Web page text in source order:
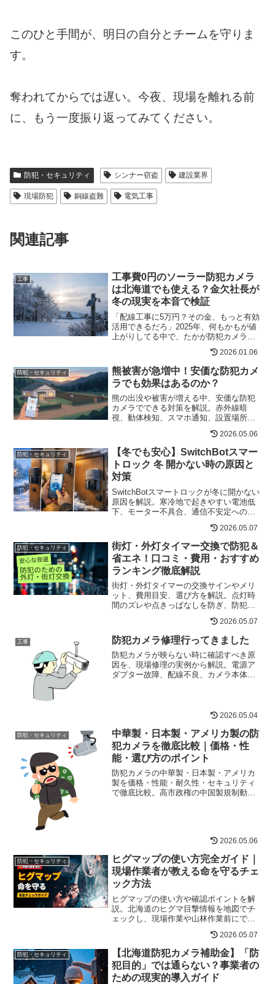
このひと手間が、明日の自分とチームを守りま
す。
奪われてからでは遅い。今夜、現場を離れる前
に、もう一度振り返ってみてください。
防犯・セキュリティ シンナー窃盗 建設業界
現場防犯 銅線盗難 電気工事
関連記事
工事
工事費0円のソーラー防犯カメラ
は北海道でも使える？金欠社長が
冬の現実を本音で検証
「配線工事に5万円？その金、もっと有効
活用できるだろ」2025年、何もかもが値
上がりしてる中で、たかが防犯カメラの
配線工事に5〜7万円も払うって、正直バ
カらしくないですか？その金があった
ら、週末のメインレースで勝負できる
し、出張先で極上の海...
2026.01.06
防犯・セキュリティ
熊被害が急増中！安価な防犯カメ
ラでも効果はあるのか？
熊の出没や被害が増える中、安価な防犯
カメラでできる対策を解説。赤外線暗
視、動体検知、スマホ通知、設置場所の
ポイントを現場目線でわかりやすく紹介
2026.05.06
防犯・セキュリティ
【冬でも安心】SwitchBotスマー
トロック 冬 開かない時の原因と
対策
SwitchBotスマートロックが冬に開かない
原因を解説。寒冷地で起きやすい電池低
下、モーター不具合、通信不安定への対
ムウェア更新方法を紹介します。2026.05.07
防犯・セキュリティ
街灯・外灯タイマー交換で防犯＆
省エネ！口コミ・費用・おすすめ
ランキング徹底解説
街灯・外灯タイマーの交換サインやメリ
ット、費用目安、選び方を解説。点灯時
間のズレや点きっぱなしを防ぎ、防犯対
策や省エネにつながるおすすめ屋外タイ
2026.05.07
工事 防犯カメラ修理行ってきました
防犯カメラが映らない時に確認すべき原
因を、現場修理の実例から解説。電源ア
ダプター故障、配線不良、カメラ本体不
2026.05.04
防犯・セキュリティ
中華製・日本製・アメリカ製の防
犯カメラを徹底比較｜価格・性
能・選び方のポイント
防犯カメラの中華製・日本製・アメリカ
製を価格・性能・耐久性・セキュリティ
で徹底比較。高市政権の中国製規制動
2026.05.06
防犯・セキュリティ
ヒグマップの使い方完全ガイド｜
現場作業者が教える命を守るチェ
ック方法
ヒグマップの使い方や確認ポイントを解
説。北海道のヒグマ目撃情報を地図でチ
ェックし、現場作業や山林作業前にでき
2026.05.07
防犯・セキュリティ
【北海道防犯カメラ補助金】「防
犯目的」では通らない？事業者の
ための現実的導入ガイド